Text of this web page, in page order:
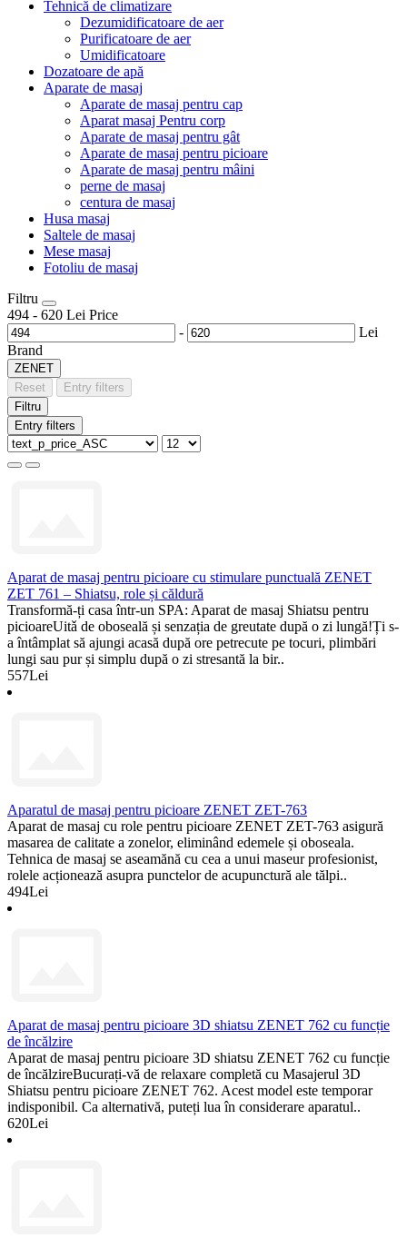
Tehnică de climatizare
Dezumidificatoare de aer
Purificatoare de aer
Umidificatoare
Dozatoare de apă
Aparate de masaj
Aparate de masaj pentru cap
Aparat masaj Pentru corp
Aparate de masaj pentru gât
Aparate de masaj pentru picioare
Aparate de masaj pentru mâini
perne de masaj
centura de masaj
Husa masaj
Saltele de masaj
Mese masaj
Fotoliu de masaj
Filtru
494 - 620 Lei Price
-
Lei
Brand
ZENET
Reset
Entry filters
Filtru
Entry filters
Aparat de masaj pentru picioare cu stimulare punctuală ZENET
ZET 761 – Shiatsu, role și căldură
Transformă-ți casa într-un SPA: Aparat de masaj Shiatsu pentru
picioareUitǎ de oboseală și senzația de greutate după o zi lungă!Ți s-
a întâmplat să ajungi acasă după ore petrecute pe tocuri, plimbări
lungi sau pur și simplu după o zi stresantă la bir..
557Lei
Aparatul de masaj pentru picioare ZENET ZET-763
Aparat de masaj cu role pentru picioare ZENET ZET-763 asigură
masarea de calitate a zonelor, eliminând edemele și oboseala.
Tehnica de masaj se aseamănă cu cea a unui maseur profesionist,
rolele acționează asupra punctelor de acupunctură ale tălpi..
494Lei
Aparat de masaj pentru picioare 3D shiatsu ZENET 762 cu funcție
de încălzire
Aparat de masaj pentru picioare 3D shiatsu ZENET 762 cu funcție
de încălzireBucurați-vă de relaxare completă cu Masajerul 3D
Shiatsu pentru picioare ZENET 762. Acest model este temporar
indisponibil. Ca alternativă, puteți lua în considerare aparatul..
620Lei